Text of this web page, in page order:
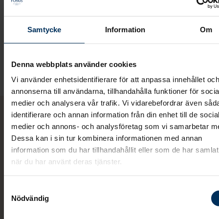
Samtycke Information Om
Denna webbplats använder cookies
Vi använder enhetsidentifierare för att anpassa innehållet och
annonserna till användarna, tillhandahålla funktioner för
medier och analysera vår trafik. Vi vidarebefordrar även
identifierare och annan information från din enhet till de
medier och annons- och analysföretag som vi samarbetar
Dessa kan i sin tur kombinera informationen med annan
information som du har tillhandahållit eller som de har
när du har använt deras tjänster.
Nödvändig
klädsel. Det kan vara den avlidnas egna önskemål
anhöriga egna önskemål som de vill ska följas. Ofta
favoritfärg eller något annat som speglar den